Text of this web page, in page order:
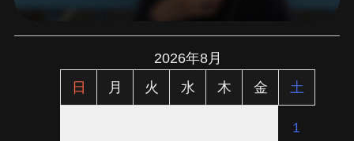
2026年8月
日
月 火 水 木 金 土
1